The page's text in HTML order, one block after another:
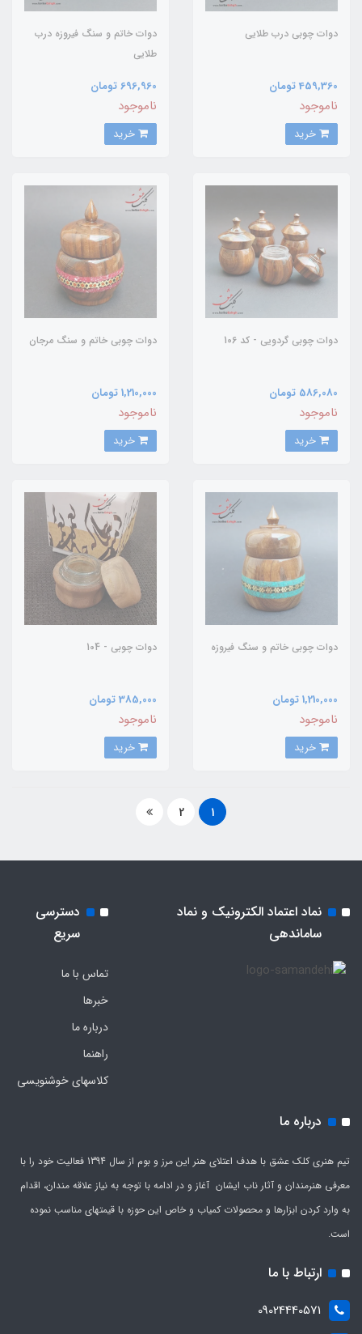
دوات چوبی درب طلایی
459,360 تومان
ناموجود
دوات خاتم و سنگ فیروزه درب
طلایی
696,960 تومان
ناموجود
دوات چوبی گردویی - کد 106
586,080 تومان
ناموجود
دوات چوبی خاتم و سنگ مرجان
1,210,000 تومان
ناموجود
دوات چوبی خاتم و سنگ فیروزه
1,210,000 تومان
ناموجود
دوات چوبی - 104
385,000 تومان
ناموجود
1
2
نماد اعتماد الکترونیک و نماد
ساماندهی
دسترسی
سریع
تماس با ما
خبرها
درباره ما
راهنما
کلاسهای خوشنویسی
درباره ما
تیم هنری کلک عشق با هدف اعتلای هنر این مرز و بوم از سال 1394 فعالیت خود را با
معرفی هنرمندان و آثار ناب ایشان آغاز و در ادامه با توجه به نیاز علاقه مندان، اقدام
به وارد کردن ابزارها و محصولات کمیاب و خاص این حوزه با قیمتهای مناسب نموده
است.
ارتباط با ما
09024440571